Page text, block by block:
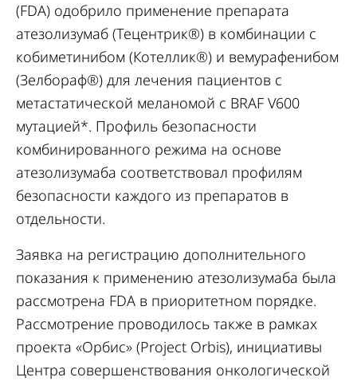
(FDA) одобрило применение препарата
атезолизумаб (Тецентрик®) в комбинации с
кобиметинибом (Котеллик®) и вемурафенибом
(Зелбораф®) для лечения пациентов с
метастатической меланомой с BRAF V600
мутацией*. Профиль безопасности
комбинированного режима на основе
атезолизумаба соответствовал профилям
безопасности каждого из препаратов в
отдельности.
Заявка на регистрацию дополнительного
показания к применению атезолизумаба была
рассмотрена FDA в приоритетном порядке.
Рассмотрение проводилось также в рамках
проекта «Орбис» (Project Orbis), инициативы
Центра совершенствования онкологической